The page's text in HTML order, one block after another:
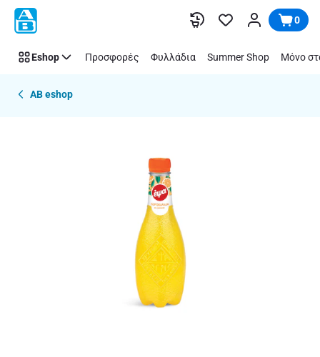
Παράλειψη 0
Eshop Προσφορές Φυλλάδια Summer Shop Μόνο
AB eshop